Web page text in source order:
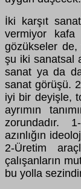
İki karşıt
vermiyor kafa
gözükseler de,
şu iki sanatsal
sanat ya da
sanat görüşü.
iyi bir deyişle,
ayrımın
zorundadır.
azınlığın
2-Üretim
çalışanların
bu yolla